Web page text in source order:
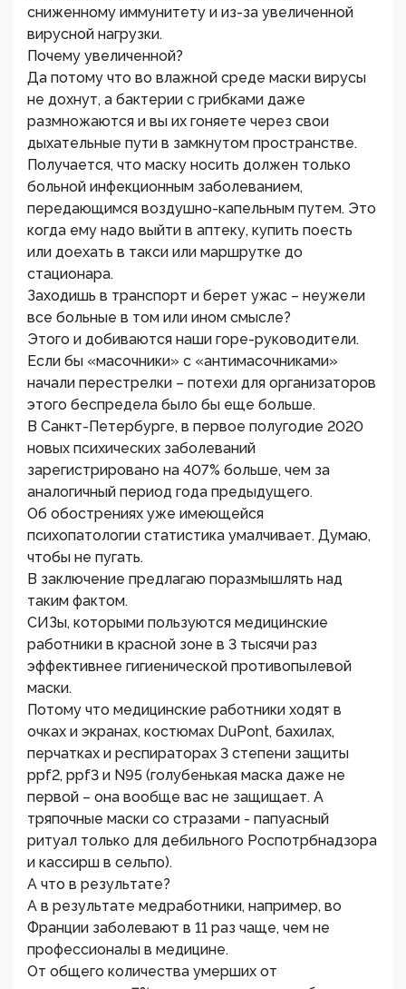
сниженному иммунитету и из-за увеличенной
вирусной нагрузки.
Почему увеличенной?
Да потому что во влажной среде маски вирусы
не дохнут, а бактерии с грибками даже
размножаются и вы их гоняете через свои
дыхательные пути в замкнутом пространстве.
Получается, что маску носить должен только
больной инфекционным заболеванием,
передающимся воздушно-капельным путем. Это
когда ему надо выйти в аптеку, купить поесть
или доехать в такси или маршрутке до
стационара.
Заходишь в транспорт и берет ужас – неужели
все больные в том или ином смысле?
Этого и добиваются наши горе-руководители.
Если бы «масочники» с «антимасочниками»
начали перестрелки – потехи для организаторов
этого беспредела было бы еще больше.
В Санкт-Петербурге, в первое полугодие 2020
новых психических заболеваний
зарегистрировано на 407% больше, чем за
аналогичный период года предыдущего.
Об обострениях уже имеющейся
психопатологии статистика умалчивает. Думаю,
чтобы не пугать.
В заключение предлагаю поразмышлять над
таким фактом.
СИЗы, которыми пользуются медицинские
работники в красной зоне в 3 тысячи раз
эффективнее гигиенической противопылевой
маски.
Потому что медицинские работники ходят в
очках и экранах, костюмах DuPont, бахилах,
перчатках и респираторах 3 степени защиты
ppf2, ppf3 и N95 (голубенькая маска даже не
первой – она вообще вас не защищает. А
тряпочные маски со стразами - папуасный
ритуал только для дебильного Роспотрбнадзора
и кассирш в сельпо).
А что в результате?
А в результате медработники, например, во
Франции заболевают в 11 раз чаще, чем не
профессионалы в медицине.
От общего количества умерших от